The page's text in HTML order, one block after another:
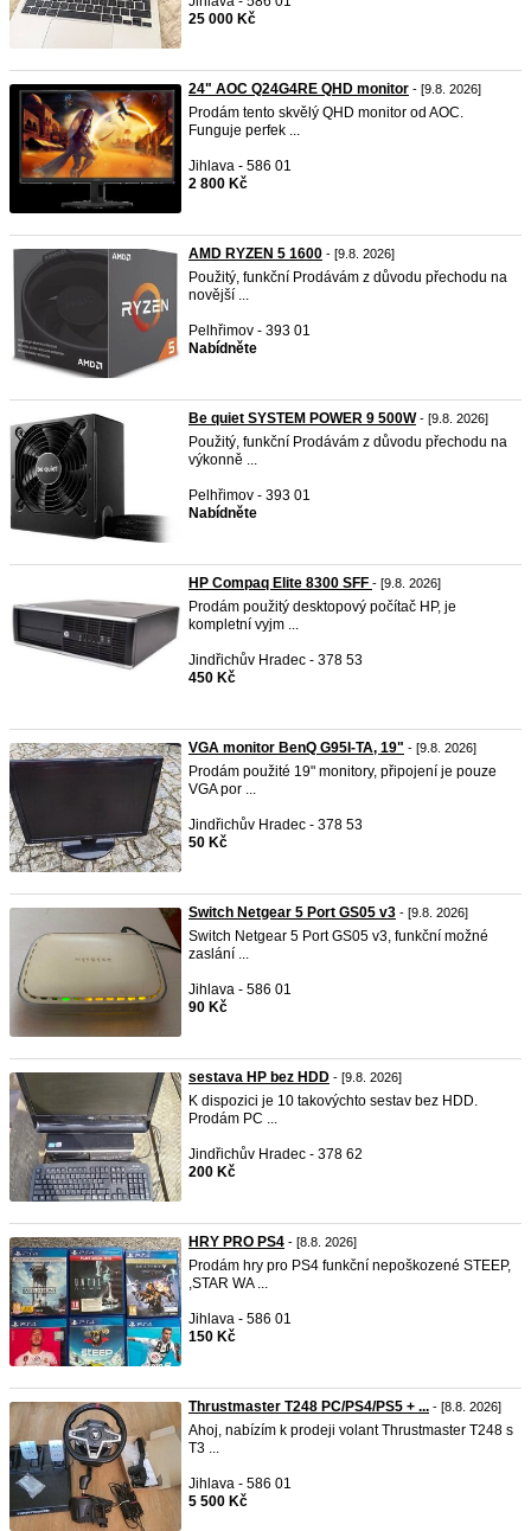
25 000 Kč
24" AOC Q24G4RE QHD monitor - [9.8. 2026]
Prodám tento skvělý QHD monitor od AOC.
Funguje perfek ...
Jihlava - 586 01
2 800 Kč
AMD RYZEN 5 1600 - [9.8. 2026]
Použitý, funkční Prodávám z důvodu přechodu na
novější ...
Pelhřimov - 393 01
Nabídněte
Be quiet SYSTEM POWER 9 500W- [9.8. 2026]
Použitý, funkční Prodávám z důvodu přechodu na
výkonně ...
Pelhřimov - 393 01
Nabídněte
HP Compaq Elite 8300 SFF - [9.8. 2026]
Prodám použitý desktopový počítač HP, je
kompletní vyjm ...
Jindřichův Hradec - 378 53
450 Kč
VGA monitor BenQ G95I-TA, 19" - [9.8. 2026]
Prodám použité 19" monitory, připojení je pouze
VGA por ...
Jindřichův Hradec - 378 53
50 Kč
Switch Netgear 5 Port GS05 v3 - [9.8. 2026]
Switch Netgear 5 Port GS05 v3, funkční možné
zaslání ...
Jihlava - 586 01
90 Kč
sestava HP bez HDD - [9.8. 2026]
K dispozici je 10 takovýchto sestav bez HDD.
Prodám PC ...
Jindřichův Hradec - 378 62
200 Kč
HRY PRO PS4 - [8.8. 2026]
Prodám hry pro PS4 funkční nepoškozené STEEP,
,STAR WA ...
Jihlava - 586 01
150 Kč
Thrustmaster T248 PC/PS4/PS5 + ... - [8.8. 2026]
Ahoj, nabízím k prodeji volant Thrustmaster T248 s
T3 ...
Jihlava - 586 01
5 500 Kč